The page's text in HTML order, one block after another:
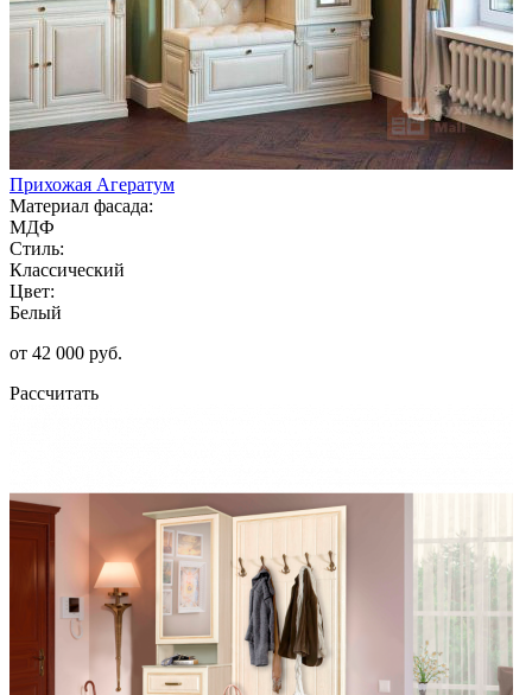
Прихожая Агератум
Материал фасада:
МДФ
Стиль:
Классический
Цвет:
Белый
от 42 000 руб.
Рассчитать